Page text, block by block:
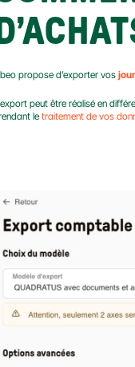
propose d’exporter vos
peut être réalisé en
le traitement de vos